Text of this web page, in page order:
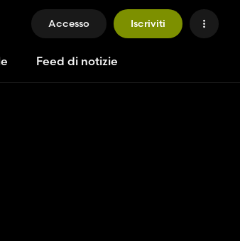
Accesso Iscriviti
Feed di notizie